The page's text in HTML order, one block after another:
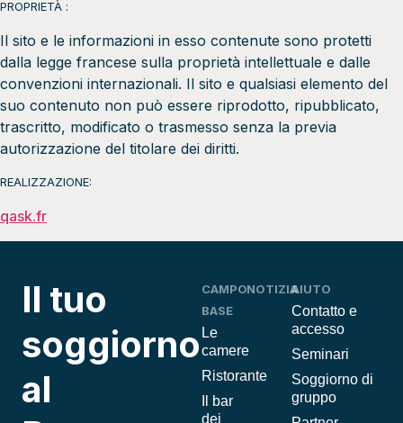
PROPRIETÀ :
Il sito e le informazioni in esso contenute sono protetti
dalla legge francese sulla proprietà intellettuale e dalle
convenzioni internazionali. Il sito e qualsiasi elemento del
suo contenuto non può essere riprodotto, ripubblicato,
trascritto, modificato o trasmesso senza la previa
autorizzazione del titolare dei diritti.
REALIZZAZIONE:
qask.fr
Il tuo
soggiorno
al
CAMPO
BASE
Le
camere
Ristorante
Il bar
dei
NOTIZIAAIUTO
Contatto e
accesso
Seminari
Soggiorno di
gruppo